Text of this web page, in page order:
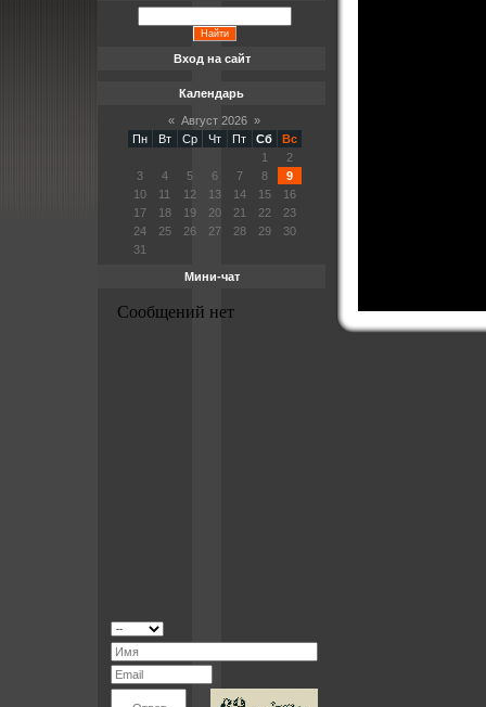
Вход на сайт
Календарь
« Август 2026 »
Пн
Вт Ср Чт Пт Сб
Вс
1
2
3
4 5 6 7 8
9
10
11 12 13 14 15
16
17
18 19 20 21 22
23
24
25 26 27 28 29
30
31
Мини-чат